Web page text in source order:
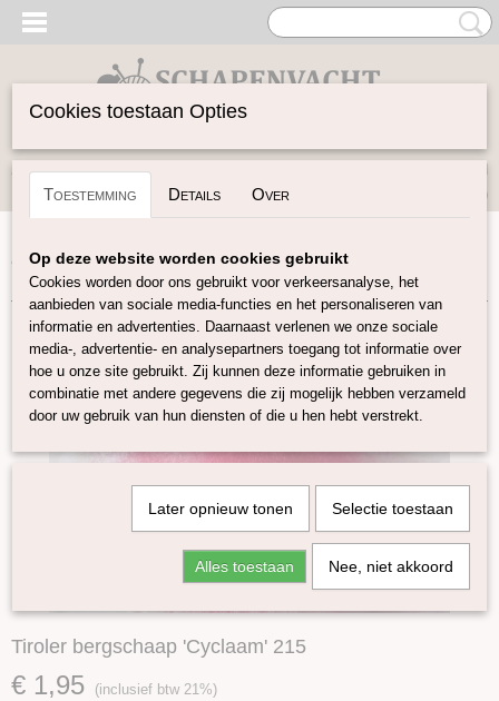
Inloggen Registreren
(0)
Home>Gekaarde Wol>Tiroler bergschaap gekleurd
Tiroler bergschaap 'Cyclaam' 215
Tiroler bergschaap 'Cyclaam' 215
€ 1,95 (inclusief btw 21%)
Cookies toestaan Opties
Toestemming Details Over
Op deze website worden cookies gebruikt
Cookies worden door ons gebruikt voor verkeersanalyse, het
aanbieden van sociale media-functies en het personaliseren van
informatie en advertenties. Daarnaast verlenen we onze sociale
media-, advertentie- en analysepartners toegang tot informatie over
hoe u onze site gebruikt. Zij kunnen deze informatie gebruiken in
combinatie met andere gegevens die zij mogelijk hebben verzameld
door uw gebruik van hun diensten of die u hen hebt verstrekt.
Later opnieuw tonen Selectie toestaan
Alles toestaan Nee, niet akkoord